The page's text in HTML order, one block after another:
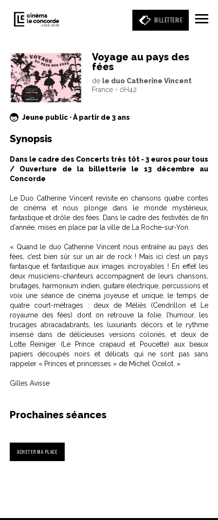
BILLETTERIE
Entrez votre mot clé
(film, réalisateur, acteur, événement)
Voyage au pays des
fées
de le duo Catherine Vincent
France - 0H42
Jeune public · À partir de 3 ans
Synopsis
Dans le cadre des Concerts très tôt - 3 euros pour tous
/ Ouverture de la billetterie le 13 décembre au
Concorde
Le Duo Catherine Vincent revisite en chansons quatre contes
de cinéma et nous plonge dans le monde mystérieux,
fantastique et drôle des fées. Dans le cadre des festivités de fin
d'année, mises en place par la ville de La Roche-sur-Yon.
« Quand le duo Catherine Vincent nous entraîne au pays des
fées, c’est bien sûr sur un air de rock ! Mais ici c’est un pays
fantasque et fantastique aux images incroyables ! En effet les
deux musiciens-chanteurs accompagnent de leurs chansons,
bruitages, harmonium indien, guitare électrique, percussions et
voix une séance de cinéma joyeuse et unique, le temps de
quatre court-métrages : deux de Méliès (Cendrillon et Le
royaume des fées) dont on retrouve la folie, l’humour, les
trucages abracadabrants, les luxuriants décors et le rythme
insensé dans de délicieuses versions coloriés, et deux de
Lotte Reiniger (Le Prince crapaud et Poucette) aux beaux
papiers découpés noirs et délicats qui ne sont pas sans
rappeler « Princes et princesses » de Michel Ocelot. »
Gilles Avisse
Prochaines séances
ACHETER MA PLACE